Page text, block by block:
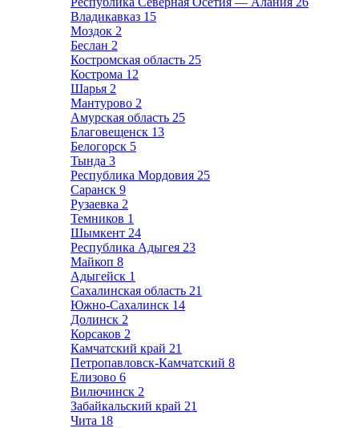
Владикавказ 15
Моздок 2
Беслан 2
Костромская область 25
Кострома 12
Шарья 2
Мантурово 2
Амурская область 25
Благовещенск 13
Белогорск 5
Тында 3
Республика Мордовия 25
Саранск 9
Рузаевка 2
Темников 1
Шымкент 24
Республика Адыгея 23
Майкоп 8
Адыгейск 1
Сахалинская область 21
Южно-Сахалинск 14
Долинск 2
Корсаков 2
Камчатский край 21
Петропавловск-Камчатский 8
Елизово 6
Вилючинск 2
Забайкальский край 21
Чита 18